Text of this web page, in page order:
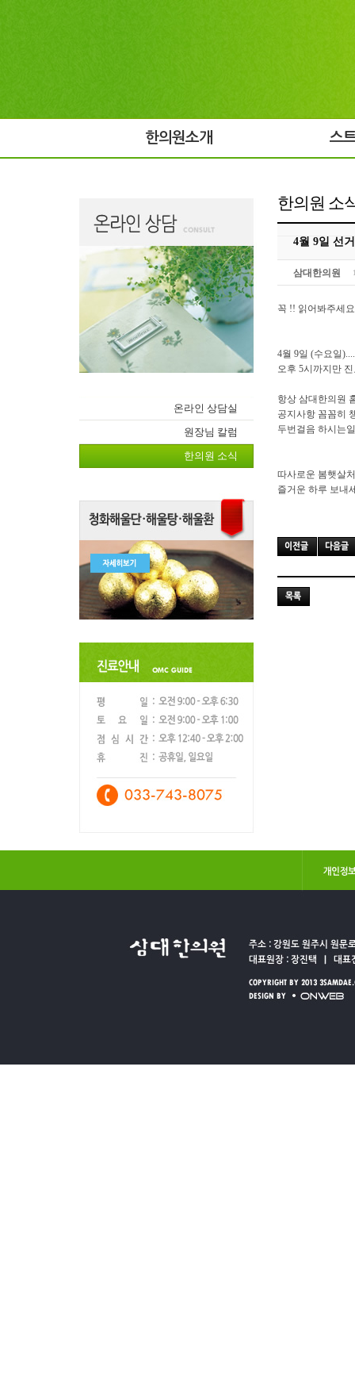
한의원소개 스
온라인 상담실
원장님 칼럼
한의원 소식
한의원 소
4월 9일 선
삼대한의원
꼭 !! 읽어봐주세
4월 9일 (수요일
오후 5시까지만
항상 삼대한의원
공지사항 꼼꼼히
두번걸음 하시는
따사로운 봄햇살
즐거운 하루 보내